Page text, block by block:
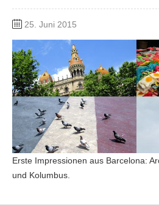
25. Juni 2015
Erste Impressionen aus Barcelona:
und Kolumbus.